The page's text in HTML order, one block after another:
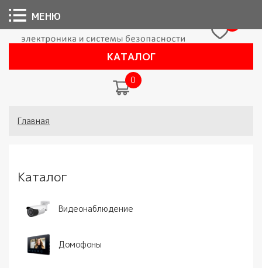
КАТАЛОГ
0
Вы здесь
Главная
Каталог
Видеонаблюдение
Домофоны
МЕНЮ